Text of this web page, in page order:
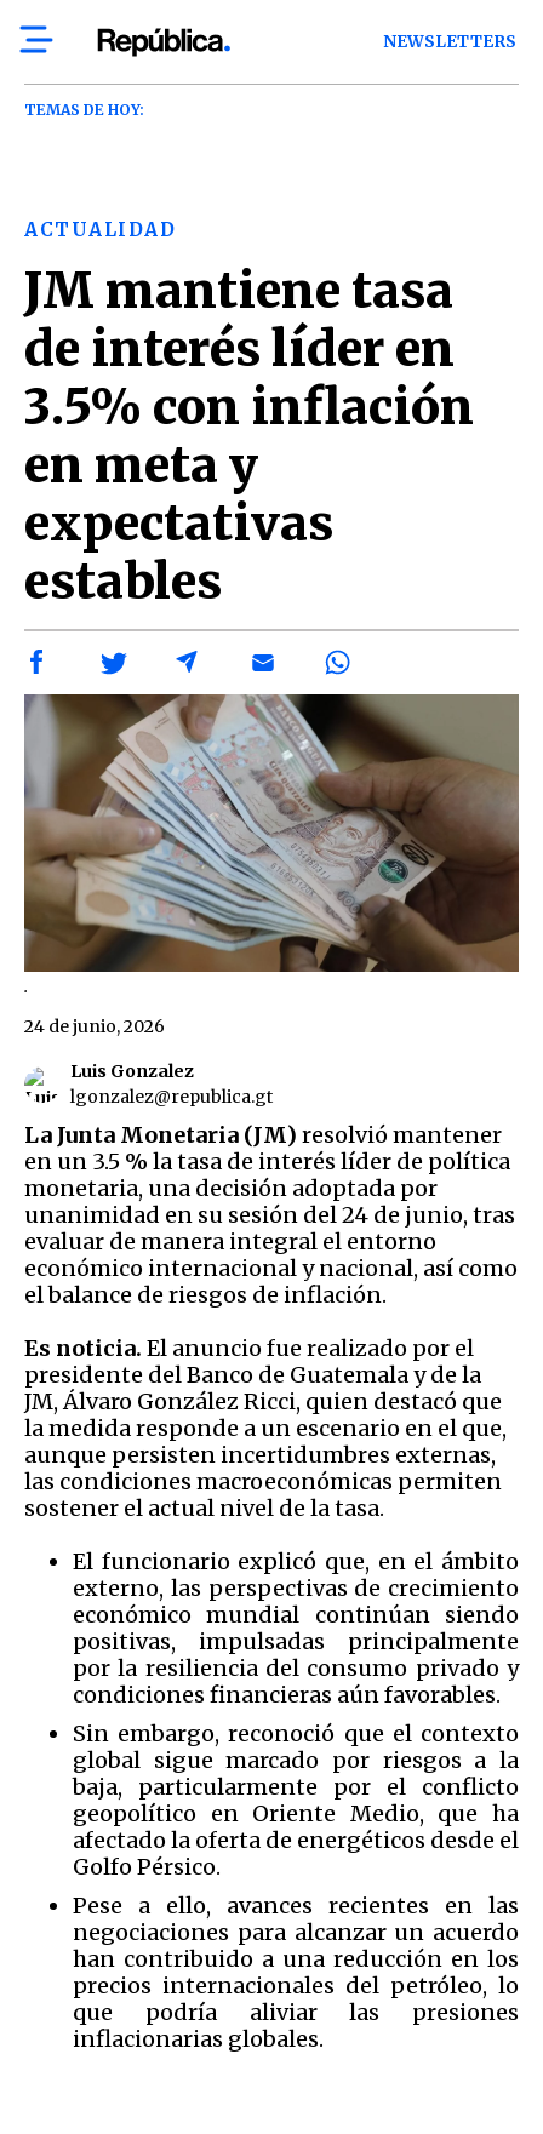
NEWSLETTERS
TEMAS DE HOY:
ACTUALIDAD
JM mantiene tasa
de interés líder en
3.5% con inflación
en meta y
expectativas
estables
.
Luis Gonzalez
lgonzalez@republica.gt
24 de junio, 2026
La Junta Monetaria (JM) resolvió mantener
en un 3.5 % la tasa de interés líder de política
monetaria, una decisión adoptada por
unanimidad en su sesión del 24 de junio, tras
evaluar de manera integral el entorno
económico internacional y nacional, así como
el balance de riesgos de inflación.
Es noticia. El anuncio fue realizado por el
presidente del Banco de Guatemala y de la
JM, Álvaro González Ricci, quien destacó que
la medida responde a un escenario en el que,
aunque persisten incertidumbres externas,
las condiciones macroeconómicas permiten
sostener el actual nivel de la tasa.
El funcionario explicó que, en el ámbito
externo, las perspectivas de crecimiento
económico mundial continúan siendo
positivas, impulsadas principalmente
por la resiliencia del consumo privado y
condiciones financieras aún favorables.
Sin embargo, reconoció que el contexto
global sigue marcado por riesgos a la
baja, particularmente por el conflicto
geopolítico en Oriente Medio, que ha
afectado la oferta de energéticos desde el
Golfo Pérsico.
Pese a ello, avances recientes en las
negociaciones para alcanzar un acuerdo
han contribuido a una reducción en los
precios internacionales del petróleo, lo
que podría aliviar las presiones
inflacionarias globales.